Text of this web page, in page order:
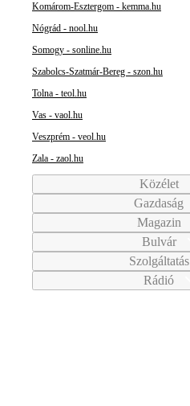
Komárom-Esztergom - kemma.hu
Nógrád - nool.hu
Somogy - sonline.hu
Szabolcs-Szatmár-Bereg - szon.hu
Tolna - teol.hu
Vas - vaol.hu
Veszprém - veol.hu
Zala - zaol.hu
Közélet
Gazdaság
Magazin
Bulvár
Szolgáltatás
Rádió